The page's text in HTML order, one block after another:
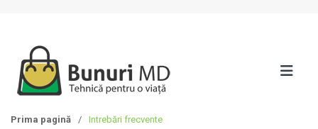
Prima pagină / Intrebări frecvente